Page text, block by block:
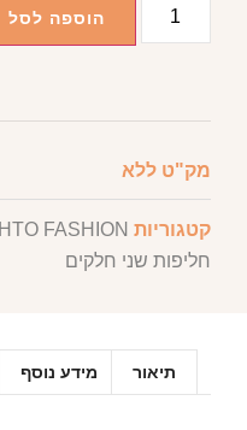
הוספה לסל
מק"ט ללא
קטגוריות HTO FASHION
חליפות שני חלקים
תיאור מידע נוסף